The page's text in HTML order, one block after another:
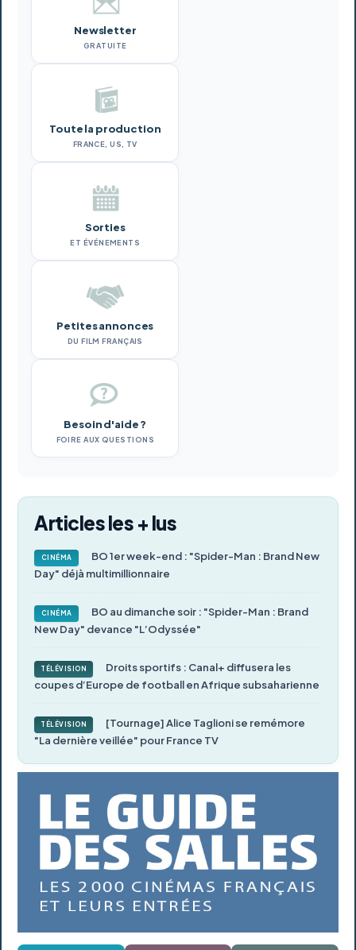
Newsletter
GRATUITE
Toute la production
FRANCE, US, TV
Sorties
ET ÉVÉNEMENTS
Petites annonces
DU FILM FRANÇAIS
Besoin d'aide ?
FOIRE AUX QUESTIONS
Articles les + lus
CINÉMA
BO 1er week-end : "Spider-Man : Brand New
Day" déjà multimillionnaire
CINÉMA
BO au dimanche soir : "Spider-Man : Brand
New Day" devance "L’Odyssée"
TÉLÉVISION
Droits sportifs : Canal+ diffusera les
coupes d’Europe de football en Afrique subsaharienne
TÉLÉVISION
[Tournage] Alice Taglioni se remémore
"La dernière veillée" pour France TV